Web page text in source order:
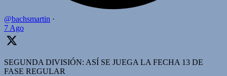
@bachsmartin ·
7 Ago
SEGUNDA DIVISIÓN: ASÍ SE JUEGA LA FECHA 13 DE
FASE REGULAR